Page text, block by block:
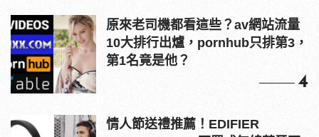
原來老司機都看這些？av網站流量
10大排行出爐，pornhub只排第3，
第1名竟是他？
4
情人節送禮推薦！EDIFIER